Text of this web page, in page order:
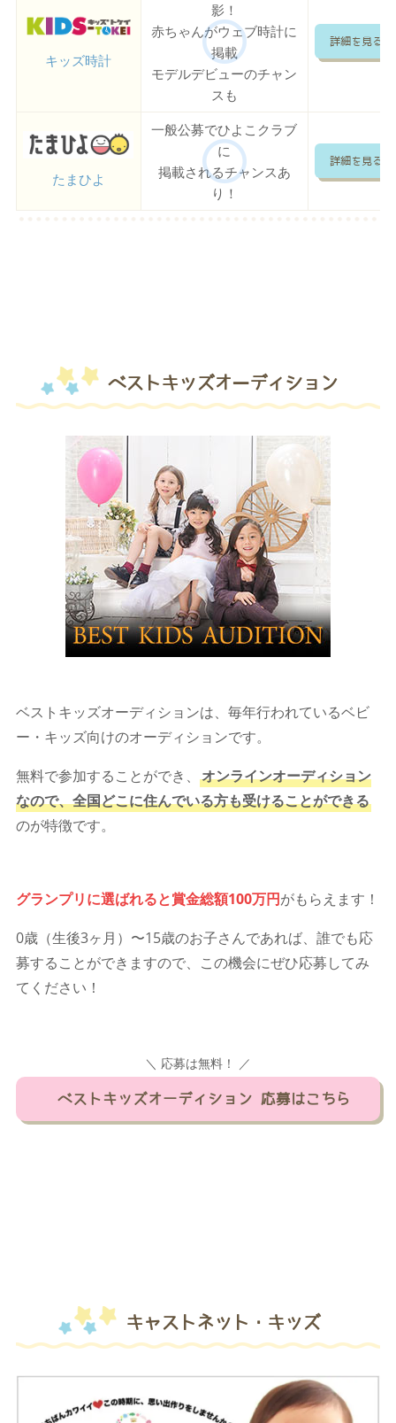
キッズ時計
影！
赤ちゃんがウェブ時計に
掲載
モデルデビューのチャン
スも
詳細を見る
たまひよ
一般公募でひよこクラブ
に
掲載されるチャンスあ
り！
詳細を見る
ベストキッズオーディション
ベストキッズオーディションは、毎年行われているベビ
ー・キッズ向けのオーディションです。
無料で参加することができ、 オンラインオーディション
なので、全国どこに住んでいる方も受けることができる
のが特徴です。
グランプリに選ばれると賞金総額100万円がもらえます！
0歳（生後3ヶ月）〜15歳のお子さんであれば、誰でも応
募することができますので、この機会にぜひ応募してみ
てください！
＼ 応募は無料！ ／
ベストキッズオーディション 応募はこちら
キャストネット・キッズ